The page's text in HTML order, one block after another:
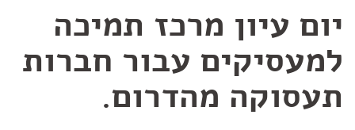
יום עיון מרכז תמיכה
למעסיקים עבור חברות
תעסוקה מהדרום.